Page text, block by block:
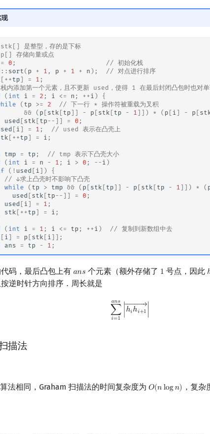
现
是整型，存的是下标
存储向量或点
= 0 ;
// 初始化栈
:: sort( p + 1 , p + 1 + n );
// 对点进行排序
[ ++ tp ] = 1 ;
内添加第一个元素，且不更新 used，使得 1 在最后封闭凸包时也对单
( int i = 2 ; i <= n ; ++ i )
{
( tp >= 2
// 下一行 * 操作符被重载为叉积
&& ( p [ stk [ tp ]] - p [ stk [ tp - 1 ]]) * ( p [ i ] - p [
used [ stk [ tp-- ]] = 0 ;
[ i ] = 1 ;
// used 表示在凸壳上
[ ++ tp ] = i ;
tmp = tp ;
// tmp 表示下凸壳大小
( int i = n - 1 ; i > 0 ; -- i )
( ! used [ i ])
{
// ↓求上凸壳时不影响下凸壳
while
( tp > tmp && ( p [ stk [ tp ]] - p [ stk [ tp - 1 ]]) * (
used [ stk [ tp-- ]] = 0 ;
used [ i ] = 1 ;
stk [ ++ tp ] = i ;
( int i = 1 ; i <= tp ; ++ i )
// 复制到新数组中去
[ i ] = p [ stk [ i ]];
ans = tp - 1 ;
码，最后凸包上有 𝑎𝑛𝑠
ans 个元素（额外存储了 1
1 号点，因此
逆时针方向排序．周长就是
𝑎𝑛𝑠
∑
𝑖=1
←←←←←←←←→
ℎ𝑖ℎ𝑖+1
1ans|hihi+1
描法
法相同，Graham 扫描法的时间复杂度为 𝑂(𝑛log𝑛)
O(nlogn)
，复